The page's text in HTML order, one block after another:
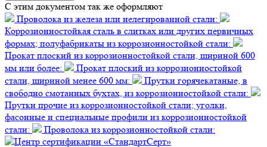
C этим документом так же оформляют
Проволока из железа или нелегированной стали:
Коррозионностойкая сталь в слитках или других первичных
формах; полуфабрикаты из коррозионностойкой стали:
Прокат плоский из коррозионностойкой стали, шириной 600
мм или более:
Прокат плоский из коррозионностойкой
стали, шириной менее 600 мм:
Прутки горячекатаные, в
свободно смотанных бухтах, из коррозионностойкой стали:
Прутки прочие из коррозионностойкой стали; уголки,
фасонные и специальные профили из коррозионностойкой
стали:
Проволока из коррозионностойкой стали: